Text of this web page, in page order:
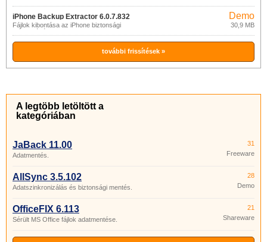
iPhone Backup Extractor 6.0.7.832
Fájlok kibontása az iPhone biztonsági
másolatából.
Demo
30,9 MB
további frissítések »
A legtöbb letöltött a
kategóriában
JaBack 11.00
Adatmentés.
31
Freeware
AllSync 3.5.102
Adatszinkronizálás és biztonsági mentés.
28
Demo
OfficeFIX 6.113
Sérült MS Office fájlok adatmentése.
21
Shareware